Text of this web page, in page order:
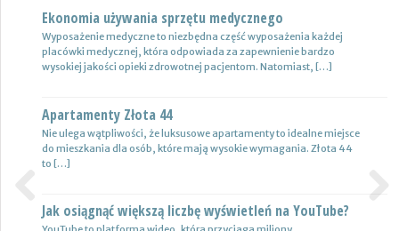
Ekonomia używania sprzętu medycznego
Wyposażenie medyczne to niezbędna część wyposażenia każdej
placówki medycznej, która odpowiada za zapewnienie bardzo
wysokiej jakości opieki zdrowotnej pacjentom. Natomiast, […]
Apartamenty Złota 44
Nie ulega wątpliwości, że luksusowe apartamenty to idealne miejsce
do mieszkania dla osób, które mają wysokie wymagania. Złota 44
to […]
Jak osiągnąć większą liczbę wyświetleń na YouTube?
Nowoczesne lampy
Nie ulega wątpliwości, że do pojazdów powinno być dobrane
oświetlenie wysokiej jakości, które zapewni wysoki poziom
bezpieczeństwa oraz podniesie komfort […]
Wynajem samochodów i naczep – usługi
Z całą pewnością firmy transportowe spedycyjne czy także
logistyczne potrzebują przede wszystkim nowoczesnej floty aut,
które są gotowe do pracy. […]
Certyfikat uprawnień w branży budowlanej
Previous